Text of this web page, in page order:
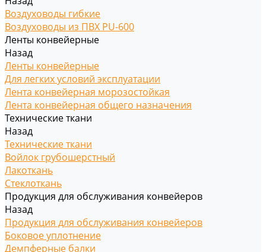
Воздуховоды гибкие
Воздуховоды из ПВХ PU-600
Ленты конвейерные
Назад
Ленты конвейерные
Для легких условий эксплуатации
Лента конвейерная морозостойкая
Лента конвейерная общего назначения
Технические ткани
Назад
Технические ткани
Войлок грубошерстный
Лакоткань
Стеклоткань
Продукция для обслуживания конвейеров
Назад
Продукция для обслуживания конвейеров
Боковое уплотнение
Демпферные балки